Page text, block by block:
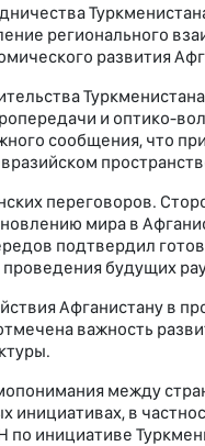
регионального
развития
и оптико-
сообщения, что
переговоров.
мира в
подтвердил
будущих
Афганистану в
важность
между
в
инициативе